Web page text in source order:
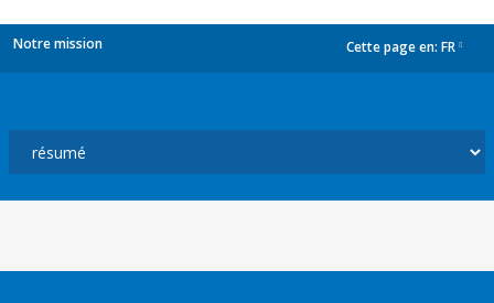
Notre mission Cette page en: FR